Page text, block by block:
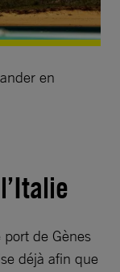
en
de Gènes
déjà afin que